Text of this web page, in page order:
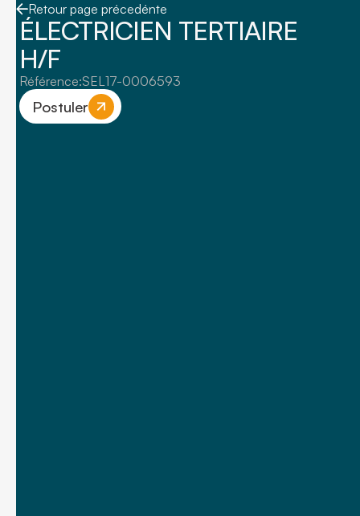
Retour page précedénte
ÉLECTRICIEN TERTIAIRE
H/F
Référence:SEL17-0006593
Postuler